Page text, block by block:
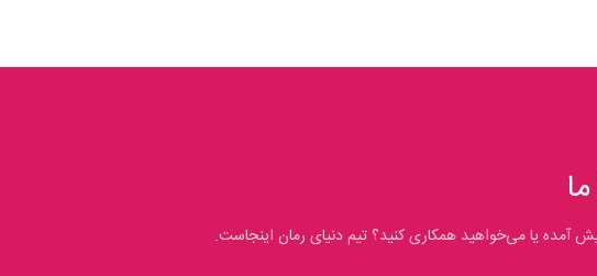
آمده یا می‌خواهید همکاری کنید؟ تیم دنیای رمان اینجاست.